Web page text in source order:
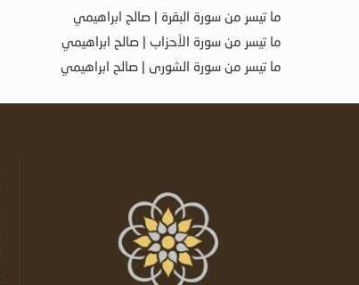
ما تيسر من سورة البقرة | صالح ابراهيمي
ما تيسر من سورة الأحزاب | صالح ابراهيمي
ما تيسر من سورة الشورى | صالح ابراهيمي